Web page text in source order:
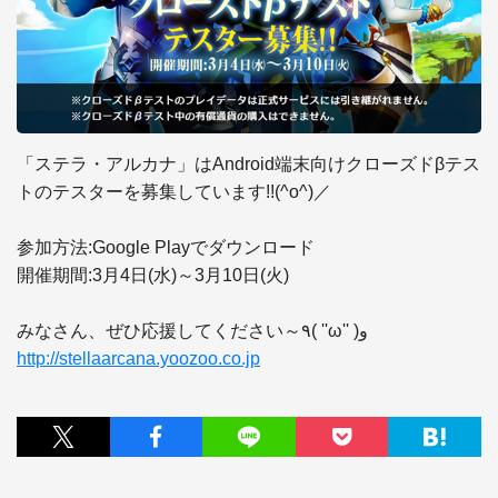
「ステラ・アルカナ」はAndroid端末向けクローズドβテス
トのテスターを募集しています!!(^o^)／
参加方法:Google Playでダウンロード
開催期間:3月4日(水)～3月10日(火)
http://stellaarcana.yoozoo.co.jp